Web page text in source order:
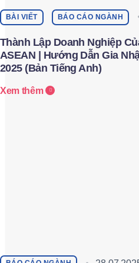
BÀI VIẾT BÁO CÁO NGÀNH
Thành Lập Doanh Nghiệp
ASEAN | Hướng Dẫn Gia
2025 (Bản Tiếng Anh)
Xem thêm